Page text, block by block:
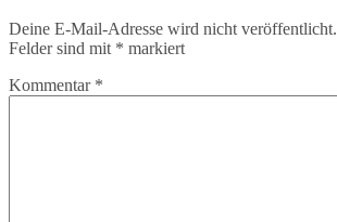
Deine E-Mail-Adresse wird nicht veröffentlicht.
Felder sind mit * markiert
Kommentar *